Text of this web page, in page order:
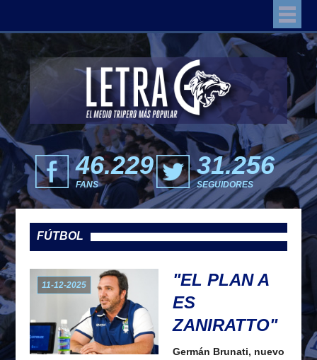
46.229
FANS
31.256
SEGUIDORES
FÚTBOL
11-12-2025
"EL PLAN A
ES
ZANIRATTO"
Germán Brunati, nuevo